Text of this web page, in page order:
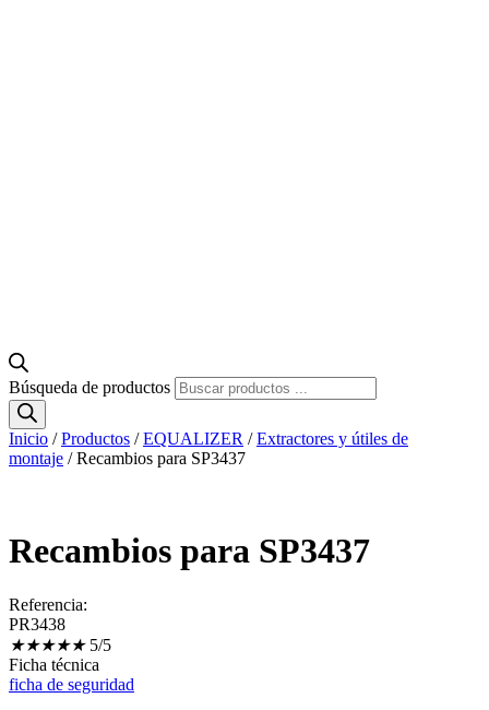
Búsqueda de productos
Inicio /Productos /EQUALIZER /Extractores y útiles de
montaje / Recambios para SP3437
Recambios para SP3437
Referencia:
PR3438
★★★★★ 5/5
Ficha técnica
ficha de seguridad